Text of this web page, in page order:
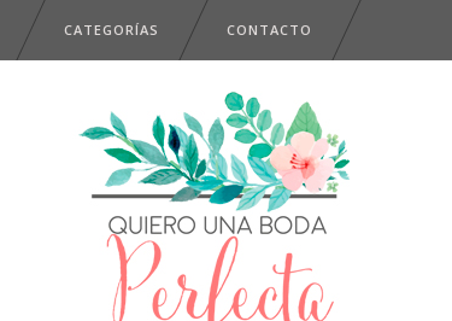
CATEGORÍAS CONTACTO